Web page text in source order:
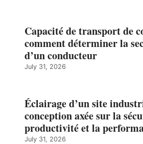
Capacité de transport de
comment déterminer la
d’un conducteur
July 31, 2026
Éclairage d’un site
conception axée sur la
productivité et la
July 31, 2026